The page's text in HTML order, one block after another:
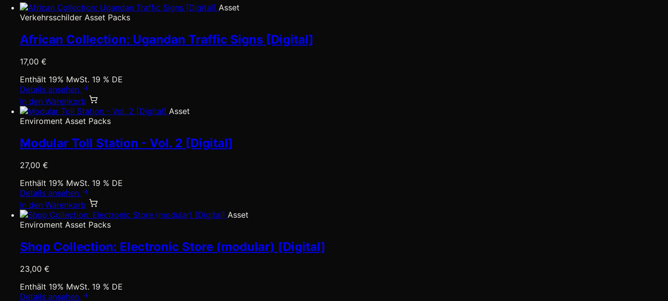
Asset
Verkehrsschilder Asset Packs
African Collection: Ugandan Traffic Signs [Digital]
17,00 €
Enthält 19% MwSt. 19 % DE
Details ansehen
In den Warenkorb
Asset
Enviroment Asset Packs
Modular Toll Station - Vol. 2 [Digital]
27,00 €
Enthält 19% MwSt. 19 % DE
Details ansehen
In den Warenkorb
Asset
Enviroment Asset Packs
Shop Collection: Electronic Store (modular) [Digital]
23,00 €
Enthält 19% MwSt. 19 % DE
Details ansehen